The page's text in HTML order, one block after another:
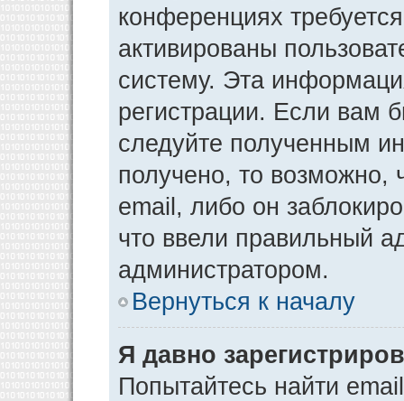
конференциях
активированы
систему. Эта
регистрации. Если вам
следуйте полученным
получено, то возможно,
email, либо он
что ввели правильный
администратором.
Вернуться к началу
Я давно
Попытайтесь найти